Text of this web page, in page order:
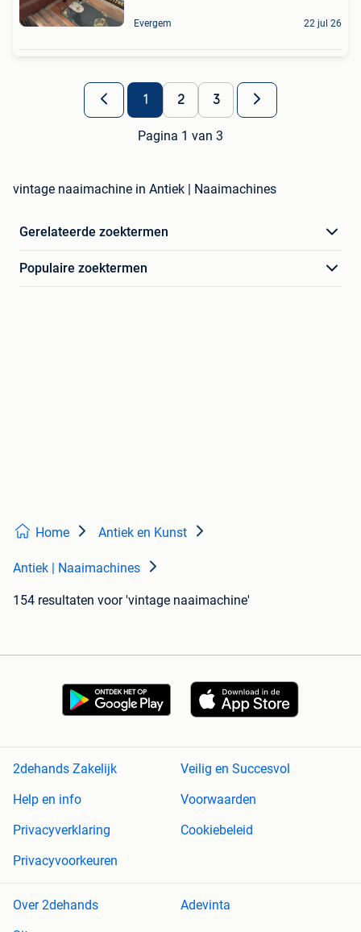
Evergem 22 jul 26
1 2 3
Pagina 1 van 3
vintage naaimachine in Antiek | Naaimachines
Gerelateerde zoektermen
Populaire zoektermen
Home Antiek en Kunst
Antiek | Naaimachines
154 resultaten voor 'vintage naaimachine'
2dehands Zakelijk
Veilig en Succesvol
Help en info
Voorwaarden
Privacyverklaring
Cookiebeleid
Privacyvoorkeuren
Over 2dehands
Adevinta